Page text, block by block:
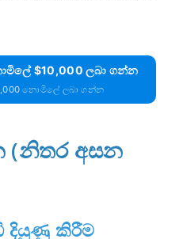
$10,000 ලබා ගන්න
නොමිලේ ලබා ගන්න
(නිතර අසන
දියුණු කිරීම